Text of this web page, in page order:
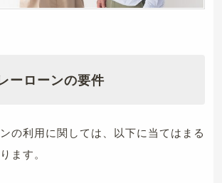
ーローンの要件
の利用に関しては、以下に当てはまる
ます。